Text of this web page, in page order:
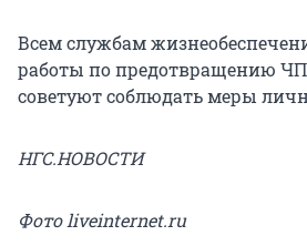
Всем службам
работы по предотвращению
советуют соблюдать меры
НГС.НОВОСТИ
Фото liveinternet.ru